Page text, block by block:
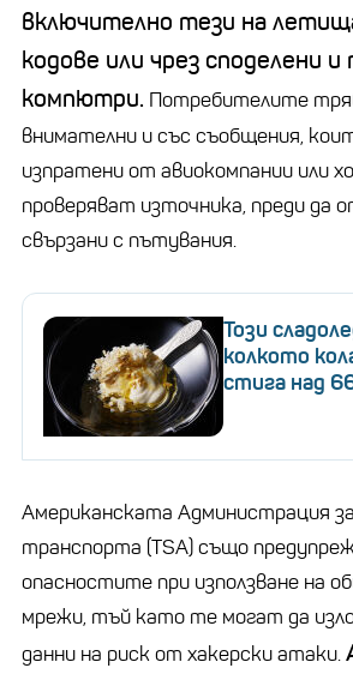
включително тези на
кодове или чрез споделени и
компютри. Потребителите
внимателни и със съобщения,
изпратени от авиокомпании или
проверяват източника, преди да
свързани с пътувания.
Този
колкото
стига над
Американската Администрация
транспорта (TSA) също
опасностите при използване на
мрежи, тъй като те могат да
данни на риск от хакерски атаки.